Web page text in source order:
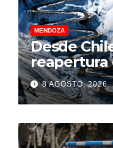
MENDOZA
Desde
reapertura
millonarias
8 AGOSTO, 2026